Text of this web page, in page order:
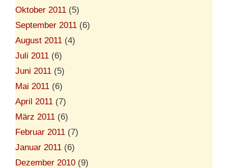
Oktober 2011 (5)
September 2011 (6)
August 2011 (4)
Juli 2011 (6)
Juni 2011 (5)
Mai 2011 (6)
April 2011 (7)
März 2011 (6)
Februar 2011 (7)
Januar 2011 (6)
Dezember 2010 (9)